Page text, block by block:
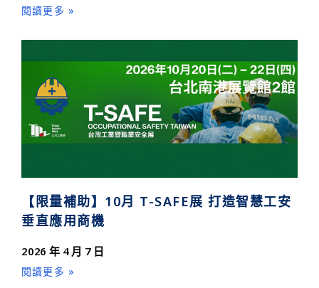
閱讀更多 »
【限量補助】10月 T-SAFE展 打造智慧工安
垂直應用商機
2026 年 4 月 7 日
閱讀更多 »